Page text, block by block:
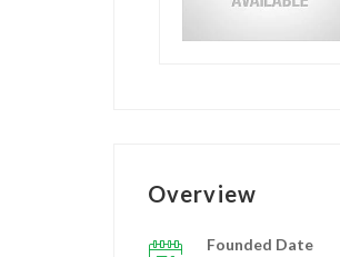
Overview
Founded Date